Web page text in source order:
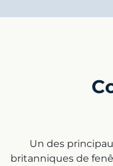
Un des
britanniques de